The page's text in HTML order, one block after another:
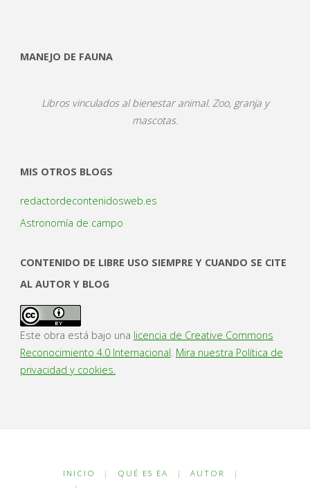
MANEJO DE FAUNA
Libros vinculados al bienestar animal. Zoo, granja y
mascotas.
MIS OTROS BLOGS
redactordecontenidosweb.es
Astronomía de campo
CONTENIDO DE LIBRE USO SIEMPRE Y CUANDO SE CITE
AL AUTOR Y BLOG
Este obra está bajo una licencia de Creative Commons
Reconocimiento 4.0 Internacional Mira nuestra Política de
privacidad y cookies.
INICIO | QUÉ ES EA | AUTOR
|